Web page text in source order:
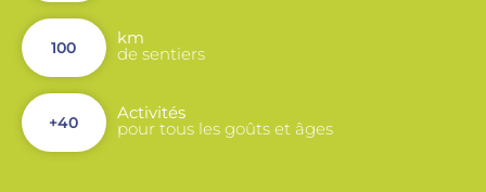
100 km
de sentiers
+40 Activités
pour tous les goûts et âges